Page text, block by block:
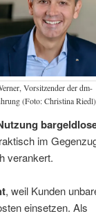
Vorsitzender der dm-
(Foto: Christina Riedl)
im
verankert.
, weil Kunden
einsetzen. Als